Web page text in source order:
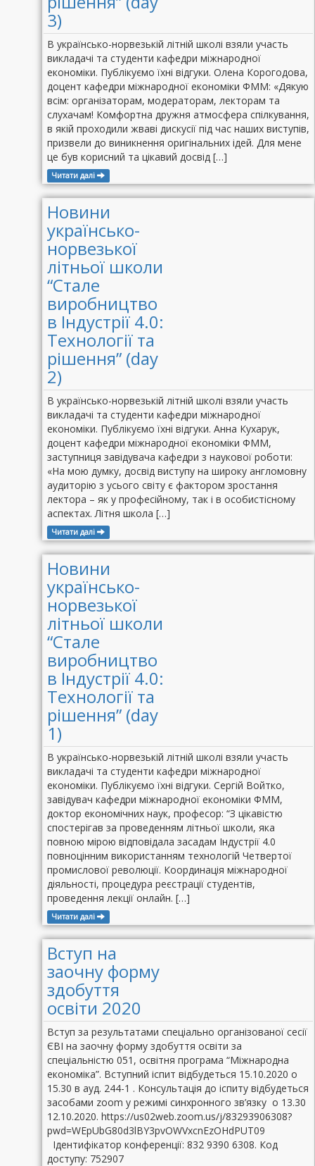
3)
В українсько-норвезькій літній школі взяли участь
викладачі та студенти кафедри міжнародної
економіки. Публікуємо їхні відгуки. Олена Корогодова,
доцент кафедри міжнародної економіки ФММ: «Дякую
всім: організаторам, модераторам, лекторам та
слухачам! Комфортна дружня атмосфера спілкування,
в якій проходили жваві дискусії під час наших виступів,
призвели до виникнення оригінальних ідей. Для мене
це був корисний та цікавий досвід […]
Читати далі
Новини
українсько-
норвезької
літньої школи
“Стале
виробництво
в Індустрії 4.0:
Технології та
рішення” (day
2)
В українсько-норвезькій літній школі взяли участь
викладачі та студенти кафедри міжнародної
економіки. Публікуємо їхні відгуки. Анна Кухарук,
доцент кафедри міжнародної економіки ФММ,
заступниця завідувача кафедри з наукової роботи:
«На мою думку, досвід виступу на широку англомовну
аудиторію з усього світу є фактором зростання
лектора – як у професійному, так і в особистісному
аспектах. Літня школа […]
Читати далі
Новини
українсько-
норвезької
літньої школи
“Стале
виробництво
в Індустрії 4.0:
Технології та
рішення” (day
1)
В українсько-норвезькій літній школі взяли участь
викладачі та студенти кафедри міжнародної
економіки. Публікуємо їхні відгуки. Сергій Войтко,
завідувач кафедри міжнародної економіки ФММ,
доктор економічних наук, професор: “З цікавістю
спостерігав за проведенням літньої школи, яка
повною мірою відповідала засадам Індустрії 4.0
повноцінним використанням технологій Четвертої
промислової революції. Координація міжнародної
діяльності, процедура реєстрації студентів,
проведення лекції онлайн. […]
Читати далі
Вступ на
заочну форму
здобуття
освіти 2020
Вступ за результатами спеціально організованої сесії
ЄВІ на заочну форму здобуття освіти за
спеціальністю 051, освітня програма “Міжнародна
економіка”. Вступний іспит відбудеться 15.10.2020 о
15.30 в ауд. 244-1 . Консультація до іспиту відбудеться
засобами zoom у режимі синхронного зв’язку о 13.30
12.10.2020. https://us02web.zoom.us/j/83293906308?
pwd=WEpUbG80d3lBY3pvOWVxcnEzOHdPUT09
Ідентифікатор конференції: 832 9390 6308. Код
доступу: 752907